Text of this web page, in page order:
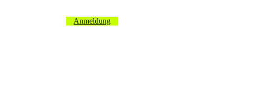
Anmeldung